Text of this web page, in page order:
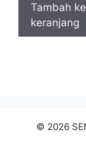
Tambah ke
keranjang
© 2026